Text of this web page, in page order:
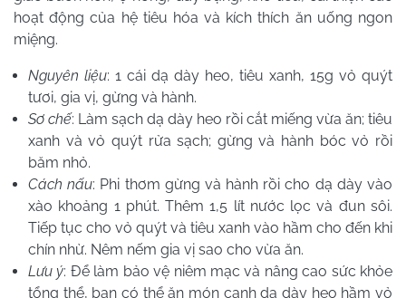
hoạt động của hệ tiêu hóa và kích thích ăn uống ngon
miệng.
Nguyên liệu: 1 cái dạ dày heo, tiêu xanh, 15g vỏ quýt
tươi, gia vị, gừng và hành.
Sơ chế: Làm sạch dạ dày heo rồi cắt miếng vừa ăn; tiêu
xanh và vỏ quýt rửa sạch; gừng và hành bóc vỏ rồi
băm nhỏ.
Cách nấu: Phi thơm gừng và hành rồi cho dạ dày vào
xào khoảng 1 phút. Thêm 1,5 lít nước lọc và đun sôi.
Tiếp tục cho vỏ quýt và tiêu xanh vào hầm cho đến khi
chín nhừ. Nêm nếm gia vị sao cho vừa ăn.
Lưu ý: Để làm bảo vệ niêm mạc và nâng cao sức khỏe
tổng thể, bạn có thể ăn món canh dạ dày heo hầm vỏ